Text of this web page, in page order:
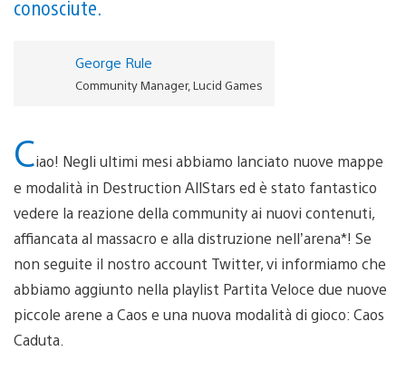
conosciute.
George Rule
Community Manager, Lucid Games
Ciao! Negli ultimi mesi abbiamo lanciato nuove mappe
e modalità in Destruction AllStars ed è stato fantastico
vedere la reazione della community ai nuovi contenuti,
affiancata al massacro e alla distruzione nell’arena*! Se
non seguite il nostro account Twitter, vi informiamo che
abbiamo aggiunto nella playlist Partita Veloce due nuove
piccole arene a Caos e una nuova modalità di gioco: Caos
Caduta.